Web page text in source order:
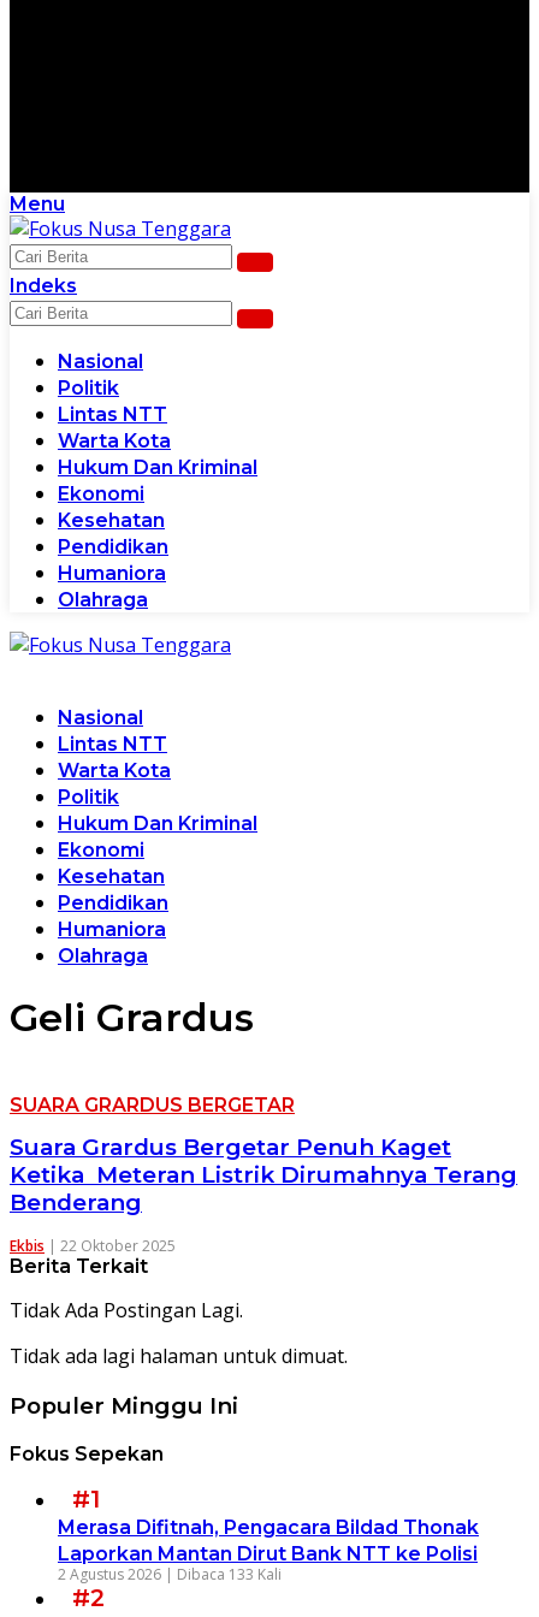
Menu
Indeks
Nasional
Politik
Lintas NTT
Warta Kota
Hukum Dan Kriminal
Ekonomi
Kesehatan
Pendidikan
Humaniora
Olahraga
Nasional
Lintas NTT
Warta Kota
Politik
Hukum Dan Kriminal
Ekonomi
Kesehatan
Pendidikan
Humaniora
Olahraga
Geli Grardus
SUARA GRARDUS BERGETAR
Suara Grardus Bergetar Penuh Kaget
Ketika Meteran Listrik Dirumahnya Terang
Benderang
Ekbis | 22 Oktober 2025
Berita Terkait
Tidak Ada Postingan Lagi.
Tidak ada lagi halaman untuk dimuat.
Populer Minggu Ini
Fokus Sepekan
#1
Merasa Difitnah, Pengacara Bildad Thonak
Laporkan Mantan Dirut Bank NTT ke Polisi
2 Agustus 2026 | Dibaca 133 Kali
#2